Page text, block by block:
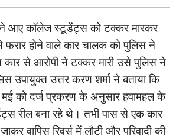
आएकॉलेजस्टूडेंट्सकोटक्करमारकर
फरारहोनेवालेकारचालककोपुलिसने
कारसेआरोपीनेटक्करमारीउसेपुलिसने
उपायुक्तउत्तरकरणशर्मानेबतायाकि
मईकोदर्जप्रकरणकेअनुसारहवामहलके
रीलबनारहे थे। तभीपाससेएककार
जाकरवापिसरिवर्समेंलौटीऔरपरिवादीकी